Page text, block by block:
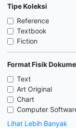
Tipe Koleksi
Reference
Textbook
Fiction
Format Fisik
Text
Art Original
Chart
Computer
Lihat Lebih Banyak